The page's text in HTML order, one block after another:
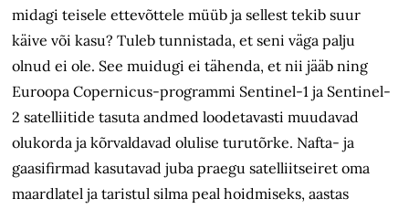
midagi teisele ettevõttele müüb ja sellest tekib suur
käive või kasu? Tuleb tunnistada, et seni väga palju
olnud ei ole. See muidugi ei tähenda, et nii jääb ning
Euroopa Copernicus-programmi Sentinel-1 ja Sentinel-
2 satelliitide tasuta andmed loodetavasti muudavad
olukorda ja kõrvaldavad olulise turutõrke. Nafta- ja
gaasifirmad kasutavad juba praegu satelliitseiret oma
maardlatel ja taristul silma peal hoidmiseks, aastas